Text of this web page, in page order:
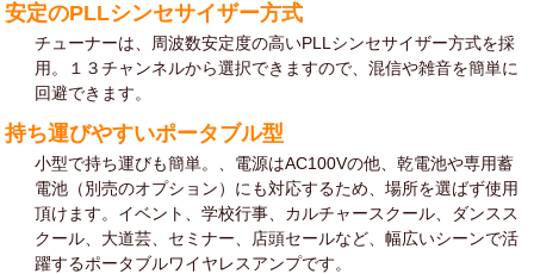
安定のPLLシンセサイザー方式
チューナーは、周波数安定度の高いPLLシンセサイザー方式を採
用。１３チャンネルから選択できますので、混信や雑音を簡単に
回避できます。
持ち運びやすいポータブル型
小型で持ち運びも簡単。、電源はAC100Vの他、乾電池や専用蓄
電池（別売のオプション）にも対応するため、場所を選ばず使用
頂けます。イベント、学校行事、カルチャースクール、ダンスス
クール、大道芸、セミナー、店頭セールなど、幅広いシーンで活
躍するポータブルワイヤレスアンプです。